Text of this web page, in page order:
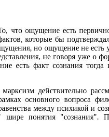
ощущение есть
которые бы
но ощущение не есть
не говоря уже о
факт сознания тогда и
действительно
основного вопроса
между психикой и
понятия "сознания".